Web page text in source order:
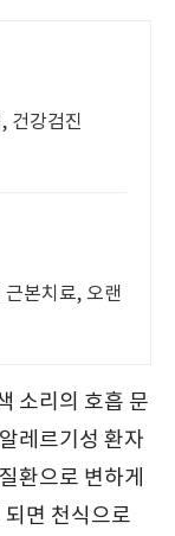
건강검진
소리의 호흡 문
레르기성 환자
환으로 변하게
면 천식으로